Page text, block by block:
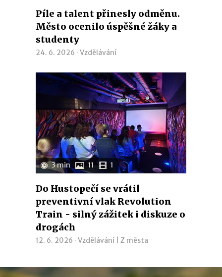
Píle a talent přinesly odměnu.
Město ocenilo úspěšné žáky a
studenty
24. 6. 2026 · Vzdělávání
3 min 11 1
Do Hustopečí se vrátil
preventivní vlak Revolution
Train - silný zážitek i diskuze o
drogách
12. 6. 2026 · Vzdělávání| Z města